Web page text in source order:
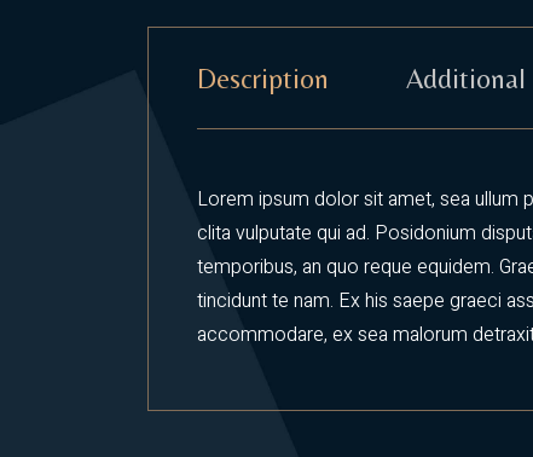
Description Additional
Lorem ipsum dolor sit amet, sea ullum
clita vulputate qui ad. Posidonium
temporibus, an quo reque equidem.
tincidunt te nam. Ex his saepe graeci
accommodare, ex sea malorum